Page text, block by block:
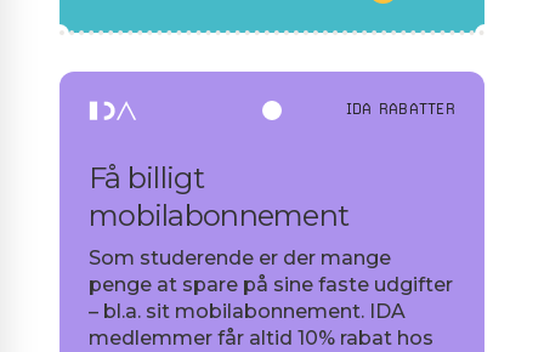
IDA RABATTER
Få billigt
mobilabonnement
Som studerende er der mange
penge at spare på sine faste udgifter
– bl.a. sit mobilabonnement. IDA
medlemmer får altid 10% rabat hos